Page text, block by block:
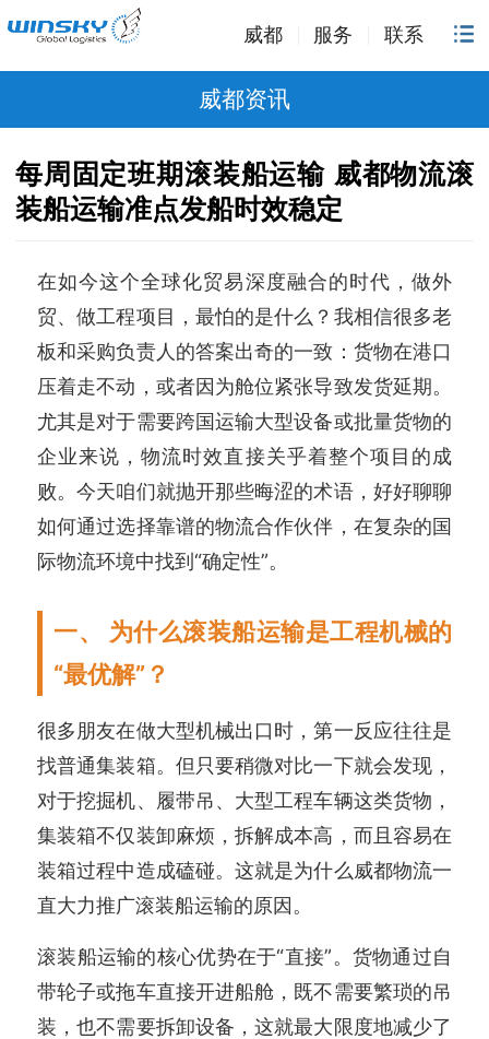
威都 服务 联系
威都资讯
每周固定班期滚装船运输 威都物流滚
装船运输准点发船时效稳定
在如今这个全球化贸易深度融合的时代，做外
贸、做工程项目，最怕的是什么？我相信很多老
板和采购负责人的答案出奇的一致：货物在港口
压着走不动，或者因为舱位紧张导致发货延期。
尤其是对于需要跨国运输大型设备或批量货物的
企业来说，物流时效直接关乎着整个项目的成
败。今天咱们就抛开那些晦涩的术语，好好聊聊
如何通过选择靠谱的物流合作伙伴，在复杂的国
际物流环境中找到“确定性”。
一、 为什么滚装船运输是工程机械的
“最优解”？
很多朋友在做大型机械出口时，第一反应往往是
找普通集装箱。但只要稍微对比一下就会发现，
对于挖掘机、履带吊、大型工程车辆这类货物，
集装箱不仅装卸麻烦，拆解成本高，而且容易在
装箱过程中造成磕碰。这就是为什么威都物流一
直大力推广滚装船运输的原因。
滚装船运输的核心优势在于“直接”。货物通过自
带轮子或拖车直接开进船舱，既不需要繁琐的吊
装，也不需要拆卸设备，这就最大限度地减少了